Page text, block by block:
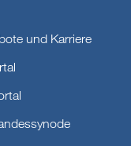
und Karriere